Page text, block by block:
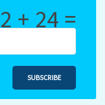
2 + 24 =
SUBSCRIBE